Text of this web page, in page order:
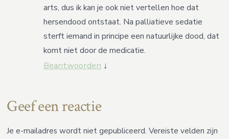
arts, dus ik kan je ook niet vertellen hoe dat
hersendood ontstaat. Na palliatieve sedatie
sterft iemand in principe een natuurlijke dood, dat
komt niet door de medicatie.
Beantwoorden ↓
Geef een reactie
Je e-mailadres wordt niet gepubliceerd. Vereiste velden zijn